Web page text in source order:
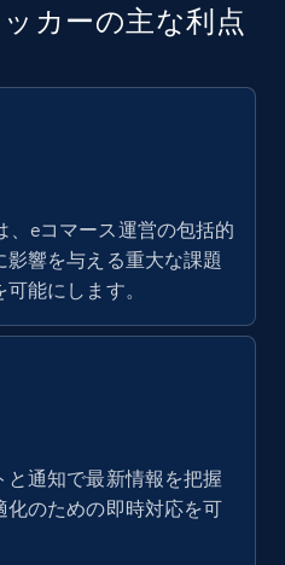
Reviews count, and
products by using
Description, Initial
Reviews count, and
今すぐ始める
カーの主な利点
、eコマース運営の包括的
響を与える重大な課題
能にします。
と通知で最新情報を把握
化のための即時対応を可